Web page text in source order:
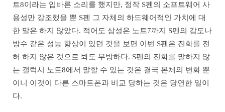
트8이라는 입바른 소리를 했지만, 정작 S펜의 소프트웨어 사
용성만 강조했을 뿐 S펜 그 자체의 하드웨어적인 가치에 대
한 말은 하지 않았다. 적어도 삼성은 노트7까지 S펜의 감도나
방수 같은 성능 향상이 있던 것을 보면 이번 S펜은 진화를 전
혀 하지 않은 것으로 봐도 무방하다. S펜의 진화를 말하지 않
는 갤럭시 노트8에서 말할 수 있는 것은 결국 본체의 변화 뿐
이니 이것이 다른 스마트폰과 비교 당하는 것은 당연한 일이
다.